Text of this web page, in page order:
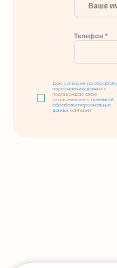
Телефон *
Даюсогласие на
персональных данных и
подтверждаю свое
ознакомление сполитикой
обработки персональных
данных компании